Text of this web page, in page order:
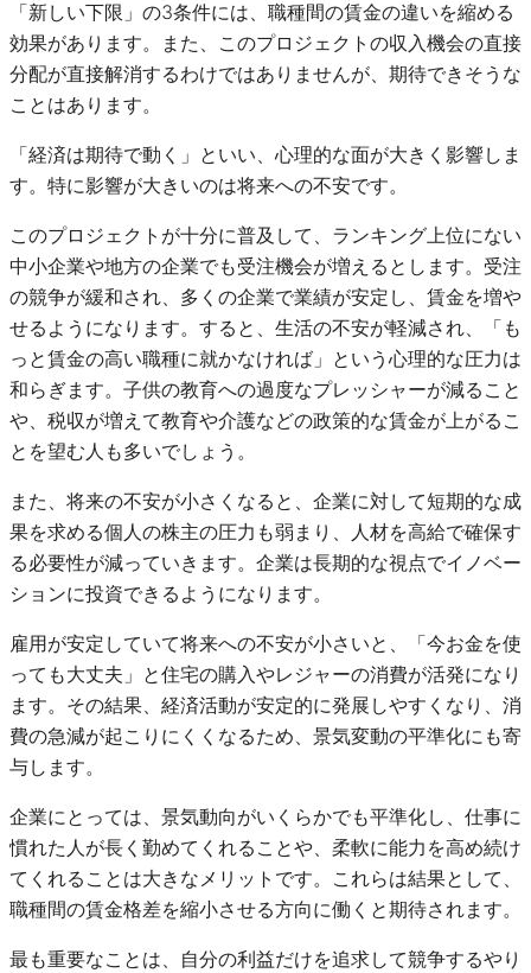
「新しい下限」の3条件には、職種間の賃金の違いを縮める
効果があります。また、このプロジェクトの収入機会の直接
分配が直接解消するわけではありませんが、期待できそうな
ことはあります。
「経済は期待で動く」といい、心理的な面が大きく影響しま
す。特に影響が大きいのは将来への不安です。
このプロジェクトが十分に普及して、ランキング上位にない
中小企業や地方の企業でも受注機会が増えるとします。受注
の競争が緩和され、多くの企業で業績が安定し、賃金を増や
せるようになります。すると、生活の不安が軽減され、「も
っと賃金の高い職種に就かなければ」という心理的な圧力は
和らぎます。子供の教育への過度なプレッシャーが減ること
や、税収が増えて教育や介護などの政策的な賃金が上がるこ
とを望む人も多いでしょう。
また、将来の不安が小さくなると、企業に対して短期的な成
果を求める個人の株主の圧力も弱まり、人材を高給で確保す
る必要性が減っていきます。企業は長期的な視点でイノベー
ションに投資できるようになります。
雇用が安定していて将来への不安が小さいと、「今お金を使
っても大丈夫」と住宅の購入やレジャーの消費が活発になり
ます。その結果、経済活動が安定的に発展しやすくなり、消
費の急減が起こりにくくなるため、景気変動の平準化にも寄
与します。
企業にとっては、景気動向がいくらかでも平準化し、仕事に
慣れた人が長く勤めてくれることや、柔軟に能力を高め続け
てくれることは大きなメリットです。これらは結果として、
職種間の賃金格差を縮小させる方向に働くと期待されます。
最も重要なことは、自分の利益だけを追求して競争するやり